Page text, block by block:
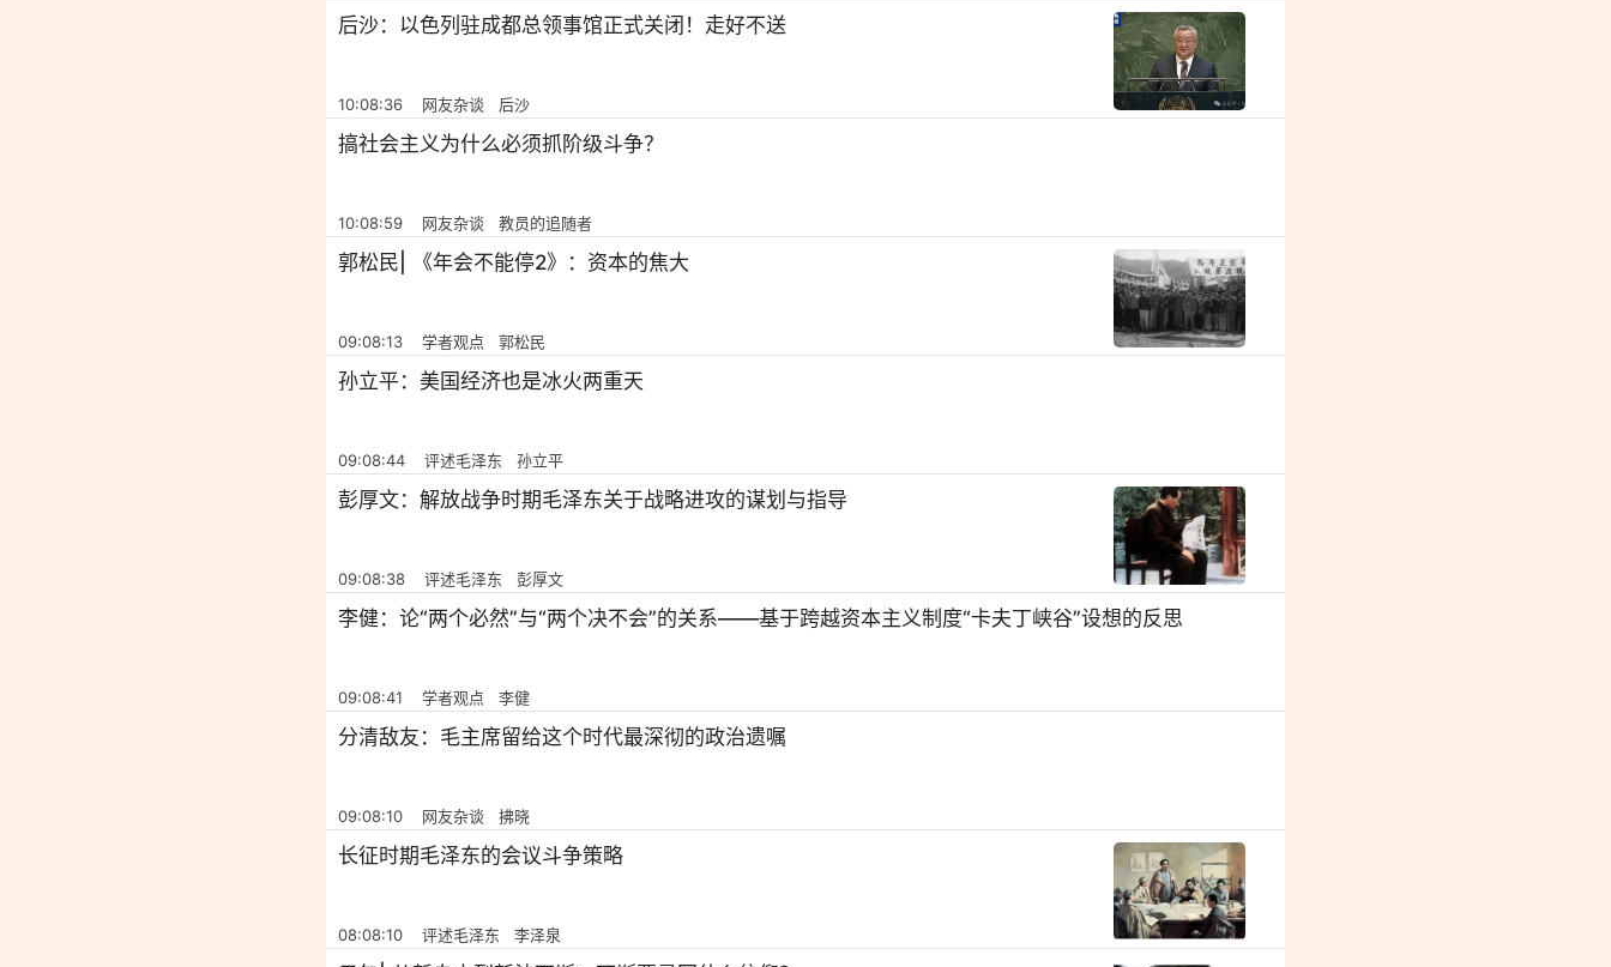
后沙：以色列驻成都总领事馆正式关闭！走好不送
10:08:36 网友杂谈 后沙
搞社会主义为什么必须抓阶级斗争？
10:08:59 网友杂谈 教员的追随者
郭松民| 《年会不能停2》：资本的焦大
09:08:13 学者观点 郭松民
孙立平：美国经济也是冰火两重天
09:08:44 评述毛泽东 孙立平
彭厚文：解放战争时期毛泽东关于战略进攻的谋划与指导
09:08:38 评述毛泽东 彭厚文
李健：论“两个必然”与“两个决不会”的关系——基于跨越资本主义制度“卡夫丁峡谷”设想的反思
09:08:41 学者观点 李健
分清敌友：毛主席留给这个时代最深彻的政治遗嘱
09:08:10 网友杂谈 拂晓
长征时期毛泽东的会议斗争策略
08:08:10 评述毛泽东 李泽泉